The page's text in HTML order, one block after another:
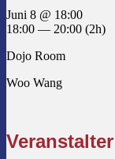
Juni 8 @ 18:00
18:00 — 20:00 (2h)
Dojo Room
Woo Wang
Veranstalter